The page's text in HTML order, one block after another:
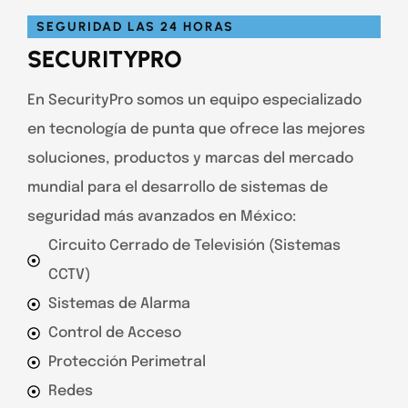
SEGURIDAD LAS 24 HORAS
SECURITYPRO
En SecurityPro somos un equipo especializado
en tecnología de punta que ofrece las mejores
soluciones, productos y marcas del mercado
mundial para el desarrollo de sistemas de
seguridad más avanzados en México:
Circuito Cerrado de Televisión (Sistemas
CCTV)
Sistemas de Alarma
Control de Acceso
Protección Perimetral
Redes